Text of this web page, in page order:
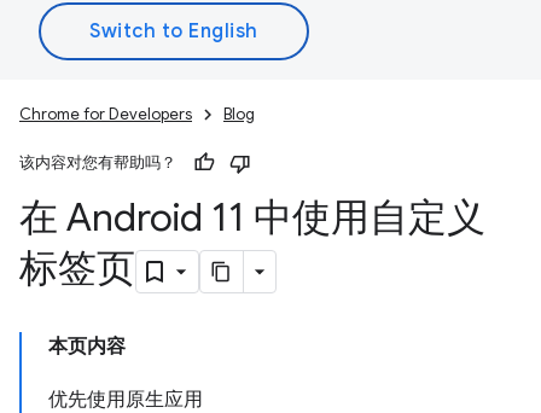
Chrome for Developers Blog
该内容对您有帮助吗？
在 Android 11 中使用自定义
标签页
本页内容
优先使用原生应用